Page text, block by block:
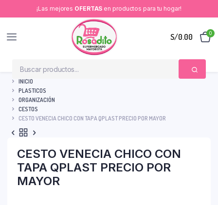
¡Las mejores OFERTAS en productos para tu hogar!
S/0.00 0
INICIO
PLASTICOS
ORGANIZACIÓN
CESTOS
CESTO VENECIA CHICO CON TAPA QPLAST PRECIO POR MAYOR
CESTO VENECIA CHICO CON
TAPA QPLAST PRECIO POR
MAYOR